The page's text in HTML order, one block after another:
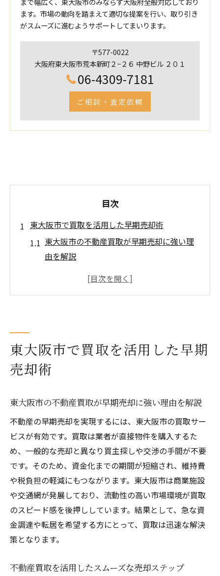
ます。市場の動向を踏まえて適切な提案を行い、取り引き
がスムーズに進むようサポートしてまいります。
〒577-0022
大阪府東大阪市荒本新町２−２６ 中野ビル ２０１
06-4309-7181
ご相談・査定依頼
目次
東大阪市で買取を活用した早期売却術
東大阪市の不動産買取が早期売却に強い理
由を解説
不動産買取を活用したスムーズな売却ステ
不動産買取で早期売却を叶えるコツとポイ
ント
介
不動産買取による迅速売却の流れを解説
不動産買取における査定から契約までの流
れ
買取を利用した売却手続きのポイント解説
東大阪市不動産買取での事前準備と注意事
項
現金化を目指すための買取売却手順の全貌
不動産買取で重要な手続きと必要書類につ
いて
東大阪市で買取を活用した早期
売却術
東大阪市の不動産買取が早期売却に強い理由を解説
不動産の早期売却を実現するには、東大阪市の買取サー
ビスが有効です。買取は業者が直接物件を購入するた
め、一般的な売却と異なり買主探しや交渉の手間が不要
です。そのため、資金化までの期間が短縮され、維持費
や税負担の軽減にもつながります。東大阪市は商業施設
や交通網が発展しており、流動性の高い市場環境が買取
のスピード感を後押ししています。結果として、急な資
金調達や転居を希望する方にとって、買取は迅速な解決
策となります。
不動産買取を活用したスムーズな売却ステップ